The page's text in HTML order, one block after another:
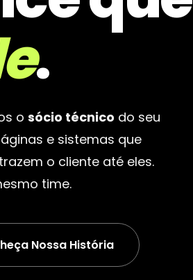
.
o sócio técnico do seu
e sistemas que
o cliente até eles.
time.
Nossa História